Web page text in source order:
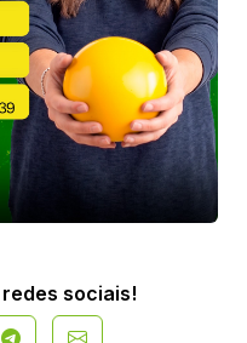
sociais!